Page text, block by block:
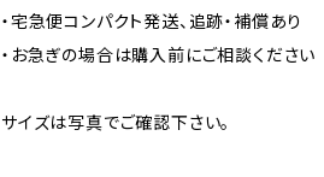
・宅急便コンパクト発送、追跡・補償あり
・お急ぎの場合は購入前にご相談ください
サイズは写真でご確認下さい。